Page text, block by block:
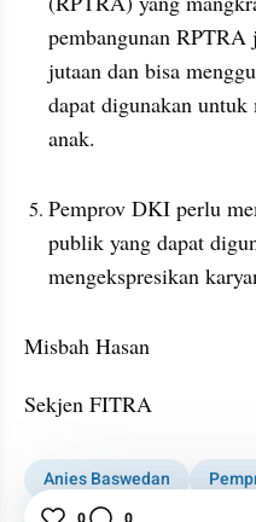
pembangunan
jutaan dan bisa
dapat digunakan untuk
anak.
Pemprov DKI perlu
publik yang dapat
mengekspresikan
Misbah Hasan
Sekjen FITRA
Anies Baswedan